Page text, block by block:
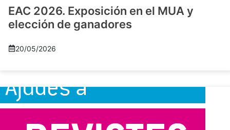
EAC 2026. Exposición en el MUA y
elección de ganadores
20/05/2026